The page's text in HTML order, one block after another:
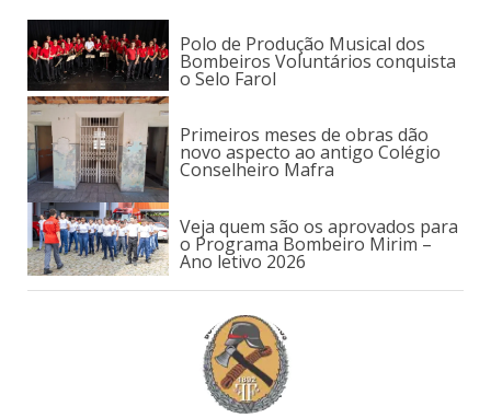
Polo de Produção Musical dos
Bombeiros Voluntários conquista
o Selo Farol
Primeiros meses de obras dão
novo aspecto ao antigo Colégio
Conselheiro Mafra
Veja quem são os aprovados para
o Programa Bombeiro Mirim –
Ano letivo 2026